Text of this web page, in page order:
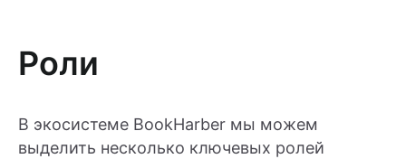
Роли
В экосистеме BookHarber мы можем
выделить несколько ключевых ролей